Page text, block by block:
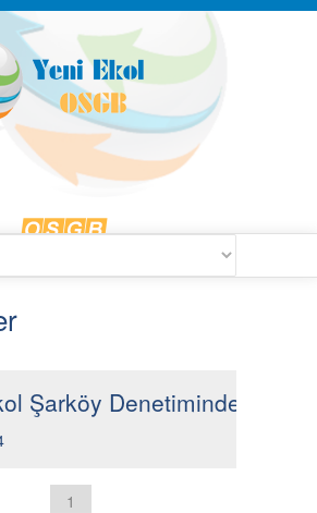
Şarköy Denetiminde
1